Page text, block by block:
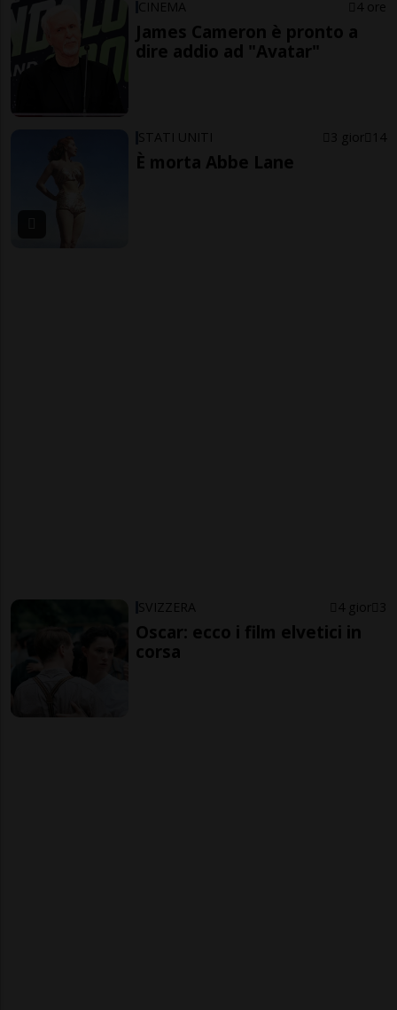
CINEMA 4 ore
James Cameron è pronto a
dire addio ad "Avatar"
STATI UNITI 3 gior 14
È morta Abbe Lane
SVIZZERA 4 gior 3
Oscar: ecco i film elvetici in
corsa